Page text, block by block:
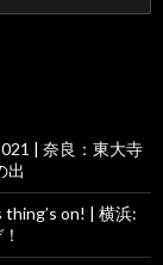
| 奈良：東大寺
出
on! | 横浜: